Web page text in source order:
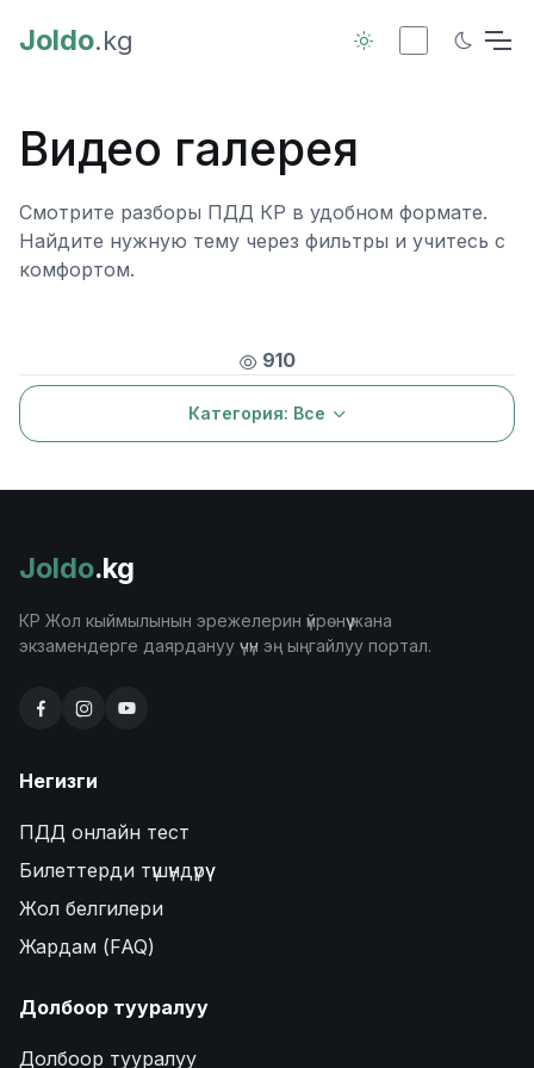
Joldo.kg
Видео галерея
Смотрите разборы ПДД КР в удобном формате.
Найдите нужную тему через фильтры и учитесь с
комфортом.
910
Категория: Все
Joldo.kg
КР Жол кыймылынын эрежелерин үйрөнүү жана
экзамендерге даярдануу үчүн эң ыңгайлуу портал.
Негизги
ПДД онлайн тест
Билеттерди түшүндүрүү
Жол белгилери
Жардам (FAQ)
Долбоор тууралуу
Долбоор тууралуу